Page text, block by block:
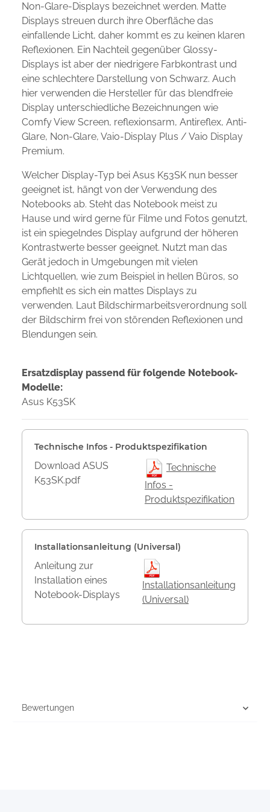
Non-Glare-Displays bezeichnet werden. Matte
Displays streuen durch ihre Oberfläche das
einfallende Licht, daher kommt es zu keinen klaren
Reflexionen. Ein Nachteil gegenüber Glossy-
Displays ist aber der niedrigere Farbkontrast und
eine schlechtere Darstellung von Schwarz. Auch
hier verwenden die Hersteller für das blendfreie
Display unterschiedliche Bezeichnungen wie
Comfy View Screen, reflexionsarm, Antireflex, Anti-
Glare, Non-Glare, Vaio-Display Plus / Vaio Display
Premium.
Welcher Display-Typ bei Asus K53SK nun besser
geeignet ist, hängt von der Verwendung des
Notebooks ab. Steht das Notebook meist zu
Hause und wird gerne für Filme und Fotos genutzt,
ist ein spiegelndes Display aufgrund der höheren
Kontrastwerte besser geeignet. Nutzt man das
Gerät jedoch in Umgebungen mit vielen
Lichtquellen, wie zum Beispiel in hellen Büros, so
empfiehlt es sich ein mattes Displays zu
verwenden. Laut Bildschirmarbeitsverordnung soll
der Bildschirm frei von störenden Reflexionen und
Blendungen sein.
Ersatzdisplay passend für folgende Notebook-
Modelle:
Asus K53SK
Technische Infos - Produktspezifikation
Download ASUS
K53SK.pdf
Technische
Infos -
Produktspezifikation
Installationsanleitung (Universal)
Anleitung zur
Installation eines
Notebook-Displays
Installationsanleitung
(Universal)
Bewertungen